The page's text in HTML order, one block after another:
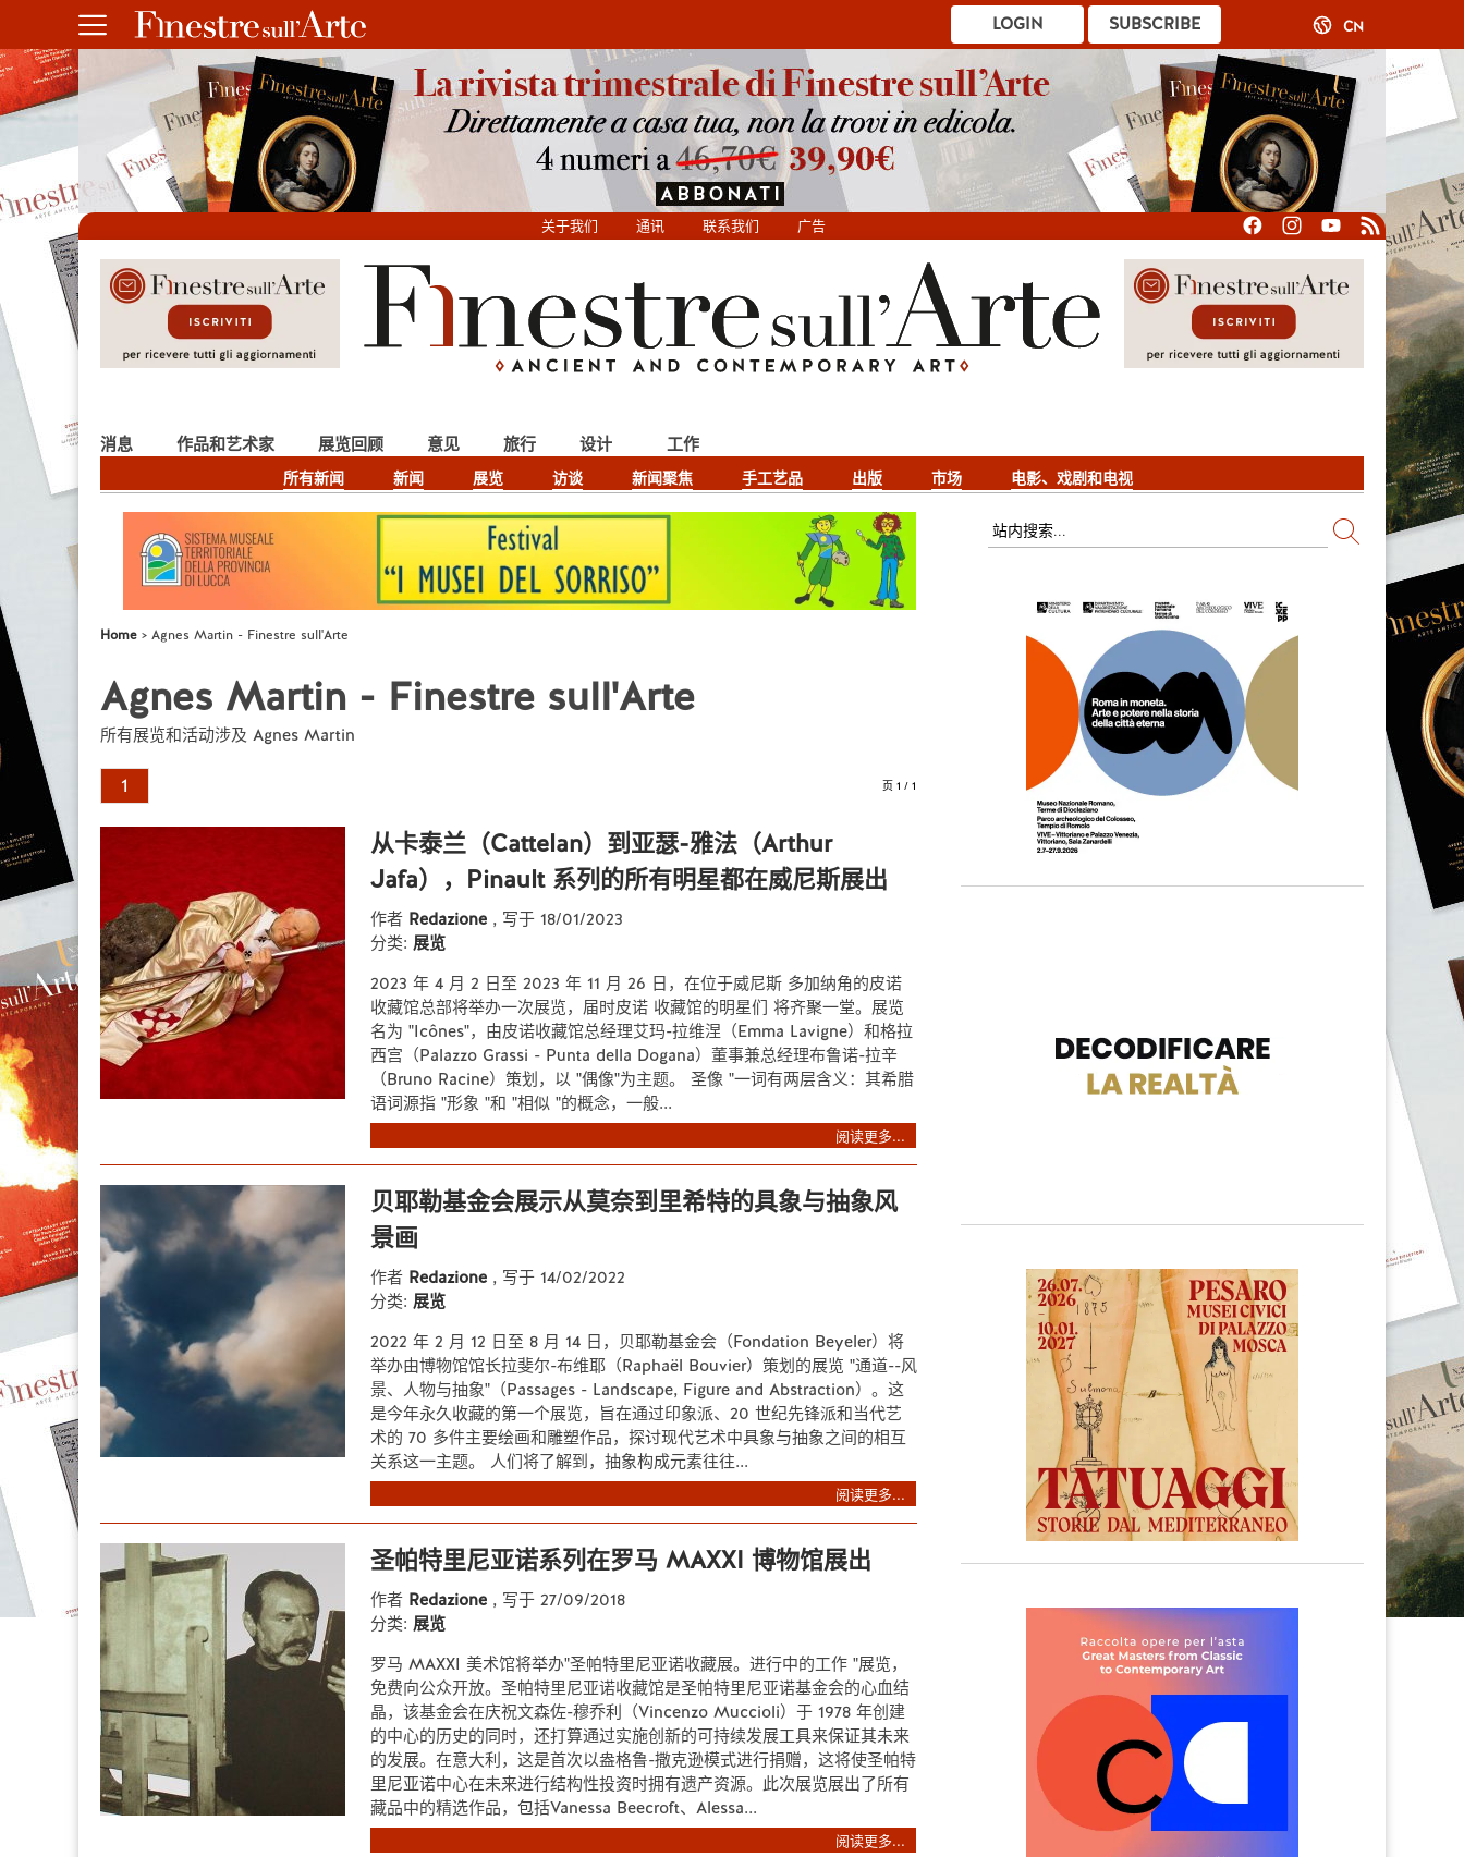
SUBSCRIBE
LOGIN CN
关于我们 通讯 联系我们 广告
消息
所有新闻 新闻 展览 访谈 新闻聚焦 手工艺品 出版 市场 电影、戏剧和电视
作品和艺术家 展览回顾 意见 旅行 设计 工作
Home Agnes Martin - Finestre sull'Arte
Agnes Martin - Finestre sull'Arte
所有展览和活动涉及 Agnes Martin
1 页 1 / 1
从卡泰兰（Cattelan）到亚瑟-雅法（Arthur
Jafa），Pinault 系列的所有明星都在威尼斯展出
作者 Redazione , 写于 18/01/2023
分类: 展览
2023 年 4 月 2 日至 2023 年 11 月 26 日，在位于威尼斯 多加纳角的皮诺
收藏馆总部将举办一次展览，届时皮诺 收藏馆的明星们 将齐聚一堂。展览
名为 "Icônes"，由皮诺收藏馆总经理艾玛-拉维涅（Emma Lavigne）和格拉
西宫（Palazzo Grassi - Punta della Dogana）董事兼总经理布鲁诺-拉辛
（Bruno Racine）策划，以 "偶像"为主题。 圣像 "一词有两层含义：其希腊
语词源指 "形象 "和 "相似 "的概念，一般...
阅读更多...
贝耶勒基金会展示从莫奈到里希特的具象与抽象风
景画
作者 Redazione , 写于 14/02/2022
分类: 展览
2022 年 2 月 12 日至 8 月 14 日，贝耶勒基金会（Fondation Beyeler）将
举办由博物馆馆长拉斐尔-布维耶（Raphaël Bouvier）策划的展览 "通道--风
景、人物与抽象"（Passages - Landscape, Figure and Abstraction）。这
是今年永久收藏的第一个展览，旨在通过印象派、20 世纪先锋派和当代艺
术的 70 多件主要绘画和雕塑作品，探讨现代艺术中具象与抽象之间的相互
关系这一主题。 人们将了解到，抽象构成元素往往...
阅读更多...
圣帕特里尼亚诺系列在罗马 MAXXI 博物馆展出
作者 Redazione , 写于 27/09/2018
分类: 展览
罗马 MAXXI 美术馆将举办"圣帕特里尼亚诺收藏展。进行中的工作 "展览，
免费向公众开放。圣帕特里尼亚诺收藏馆是圣帕特里尼亚诺基金会的心血结
晶，该基金会在庆祝文森佐-穆乔利（Vincenzo Muccioli）于 1978 年创建
的中心的历史的同时，还打算通过实施创新的可持续发展工具来保证其未来
的发展。在意大利，这是首次以盎格鲁-撒克逊模式进行捐赠，这将使圣帕特
里尼亚诺中心在未来进行结构性投资时拥有遗产资源。此次展览展出了所有
藏品中的精选作品，包括Vanessa Beecroft、Alessa...
阅读更多...